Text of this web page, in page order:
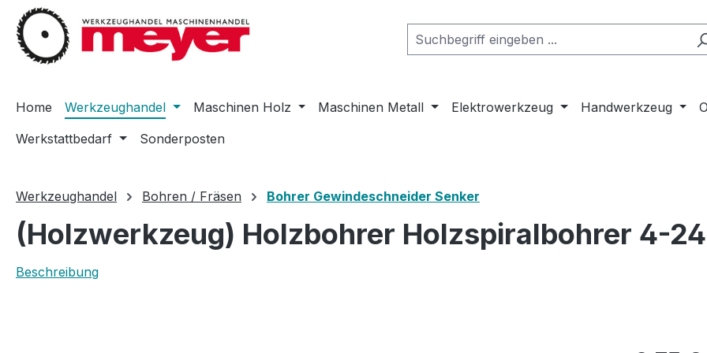
Hauptinhalt springen
Zur Suche springen
Zur Hauptnavigation springen
Home Werkzeughandel Maschinen Holz Maschinen Metall Elektrowerkzeug Handwerkzeug
Werkstattbedarf
Sonderposten
Werkzeughandel Bohren / Fräsen Bohrer Gewindeschneider Senker
(Holzwerkzeug) Holzbohrer Holzspiralbohrer 4-
Beschreibung